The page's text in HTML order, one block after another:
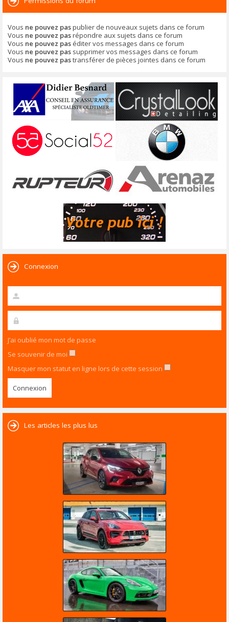
Vous ne pouvez paspublier de nouveaux sujets dans ce forum
Vous ne pouvez pasrépondre aux sujets dans ce forum
Vous ne pouvez pas éditer vos messages dans ce forum
Vous ne pouvez pas supprimer vos messages dans ce forum
Vous ne pouvez pastransférer de pièces jointes dans ce forum
Connexion
J’ai oublié mon mot de passe
Se souvenir de moi
Masquer mon statut en ligne lors de cette session
Les articles les plus lus